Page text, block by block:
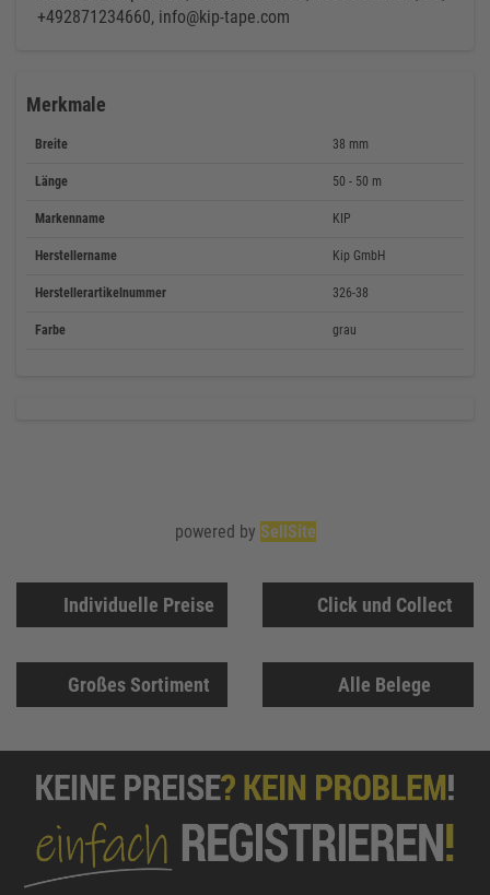
+492871234660, info@kip-tape.com
Merkmale
Breite 38 mm
Länge 50 - 50 m
Markenname KIP
Herstellername Kip GmbH
Herstellerartikelnummer 326-38
Farbe grau
Individuelle Preise Click und Collect
Großes Sortiment Alle Belege
powered by SellSite